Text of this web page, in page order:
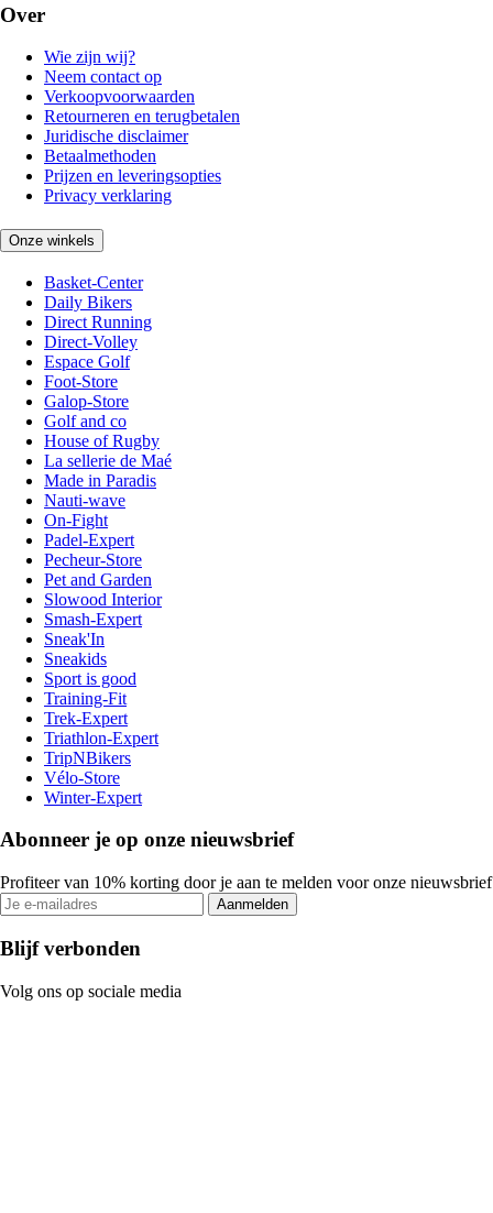
Over
Wie zijn wij?
Neem contact op
Verkoopvoorwaarden
Retourneren en terugbetalen
Juridische disclaimer
Betaalmethoden
Prijzen en leveringsopties
Privacy verklaring
Onze winkels
Basket-Center
Daily Bikers
Direct Running
Direct-Volley
Espace Golf
Foot-Store
Galop-Store
Golf and co
House of Rugby
La sellerie de Maé
Made in Paradis
Nauti-wave
On-Fight
Padel-Expert
Pecheur-Store
Pet and Garden
Slowood Interior
Smash-Expert
Sneak'In
Sneakids
Sport is good
Training-Fit
Trek-Expert
Triathlon-Expert
TripNBikers
Vélo-Store
Winter-Expert
Abonneer je op onze nieuwsbrief
Profiteer van 10% korting door je aan te melden voor onze nieuwsbrief
Aanmelden
Blijf verbonden
Volg ons op sociale media